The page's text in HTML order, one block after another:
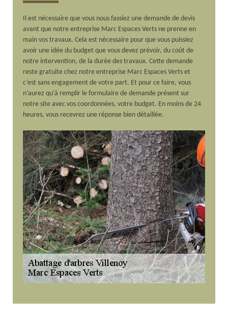
Il est nécessaire que vous nous fassiez une demande de devis
avant que notre entreprise Marc Espaces Verts ne prenne en
main vos travaux. Cela est nécessaire pour que vous puissiez
avoir une idée du budget que vous devez prévoir, du coût de
notre intervention, de la durée des travaux. Cette demande
reste gratuite chez notre entreprise Marc Espaces Verts et
c’est sans engagement de votre part. Et pour ce faire, vous
n’aurez qu’à remplir le formulaire de demande présent sur
notre site avec vos coordonnées, votre budget. En moins de 24
heures, vous recevrez une réponse bien détaillée.